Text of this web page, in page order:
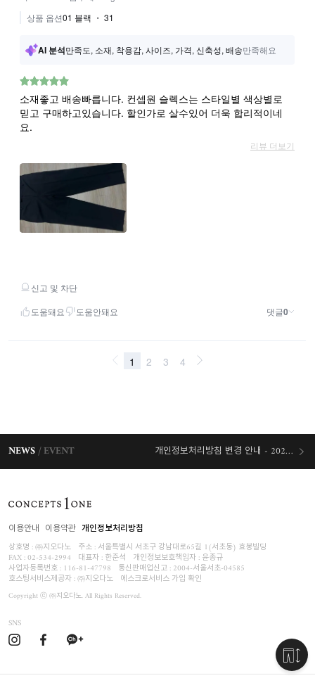
NEWS EVENT 개인정보처리방침 변경 안내 - 2026/07/30 시행
이용안내 이용약관 개인정보처리방침
상호명 : ㈜지오다노 주소 : 서울특별시 서초구 강남대로65길 1(서초동) 효봉빌딩
FAX : 02-534-2994 대표자 : 한준석 개인정보보호책임자 : 윤종규
사업자등록번호 : 116-81-47798 통신판매업신고 : 2004-서울서초-04585
호스팅서비스제공자 : ㈜지오다노 에스크로서비스 가입 확인
Copyright ⓒ ㈜지오다노. All Rights Reserved.
SNS